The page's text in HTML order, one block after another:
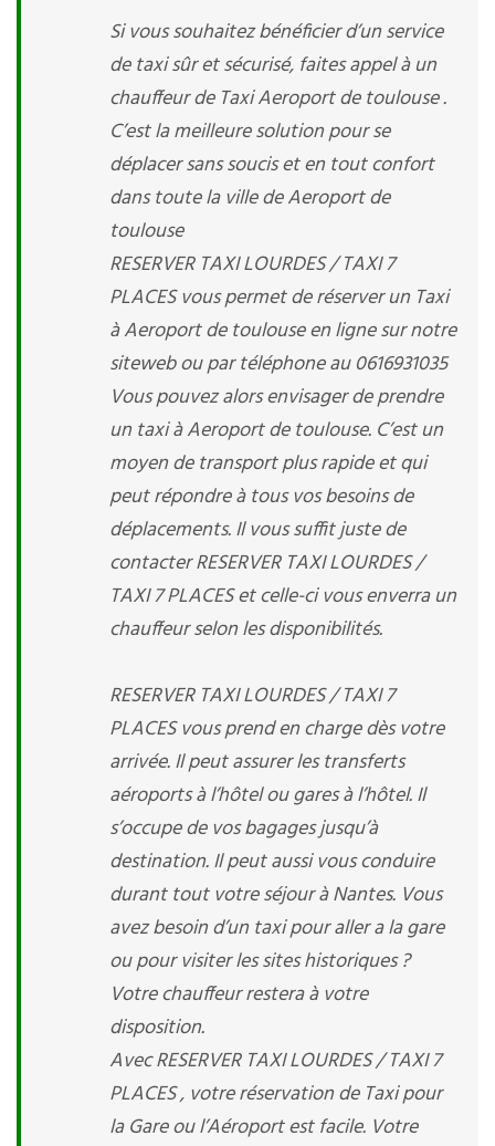
Si vous souhaitez bénéficier d’un service
de taxi sûr et sécurisé, faites appel à un
chauffeur de Taxi Aeroport de toulouse .
C’est la meilleure solution pour se
déplacer sans soucis et en tout confort
dans toute la ville de Aeroport de
toulouse
RESERVER TAXI LOURDES / TAXI 7
PLACES vous permet de réserver un Taxi
à Aeroport de toulouse en ligne sur notre
siteweb ou par téléphone au 0616931035
Vous pouvez alors envisager de prendre
un taxi à Aeroport de toulouse. C’est un
moyen de transport plus rapide et qui
peut répondre à tous vos besoins de
déplacements. Il vous suffit juste de
contacter RESERVER TAXI LOURDES /
TAXI 7 PLACES et celle-ci vous enverra un
chauffeur selon les disponibilités.
RESERVER TAXI LOURDES / TAXI 7
PLACES vous prend en charge dès votre
arrivée. Il peut assurer les transferts
aéroports à l’hôtel ou gares à l’hôtel. Il
s’occupe de vos bagages jusqu’à
destination. Il peut aussi vous conduire
durant tout votre séjour à Nantes. Vous
avez besoin d’un taxi pour aller a la gare
ou pour visiter les sites historiques ?
Votre chauffeur restera à votre
disposition.
Avec RESERVER TAXI LOURDES / TAXI 7
PLACES , votre réservation de Taxi pour
la Gare ou l’Aéroport est facile. Votre